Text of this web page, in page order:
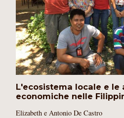
L'ecosistema locale e le
economiche nelle
Elizabeth e Antonio De Castro